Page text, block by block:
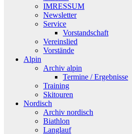
IMRESSUM
Newsletter
Service
Vorstandschaft
Vereinslied
Vorstände
Alpin
Archiv alpin
Termine / Ergebnisse
Training
Skitouren
Nordisch
Archiv nordisch
Biathlon
Langlauf